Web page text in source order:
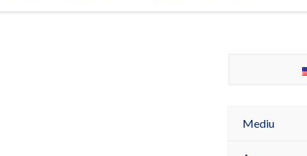
Mediu